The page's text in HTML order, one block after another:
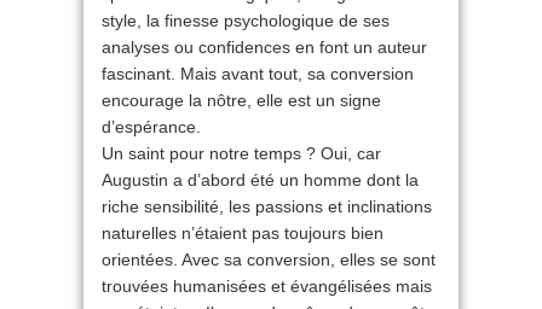
style, la finesse psychologique de ses
analyses ou confidences en font un auteur
fascinant. Mais avant tout, sa conversion
encourage la nôtre, elle est un signe
d’espérance.
Un saint pour notre temps ? Oui, car
Augustin a d’abord été un homme dont la
riche sensibilité, les passions et inclinations
naturelles n’étaient pas toujours bien
orientées. Avec sa conversion, elles se sont
trouvées humanisées et évangélisées mais